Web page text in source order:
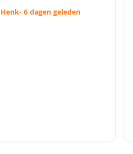
Henk- 6 dagen geleden